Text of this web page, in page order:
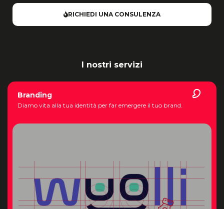
RICHIEDI UNA CONSULENZA
I nostri servizi
Branding
Diamo vita alla tua identità per far emergere il tuo brand.